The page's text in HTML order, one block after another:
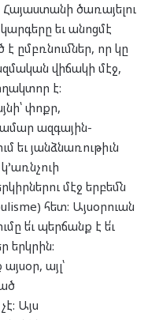
ծառայելու
եւ անոցմէ
որ կը
վիճակի մէջ,
է:
փոքր,
ազգային-
եւ յանձնառութիւն
մէջ երբեմն
հետ: Այսօրուան
ե՛ւ պերճանք է ե՛ւ
երկրին:
այլ՝
Այս